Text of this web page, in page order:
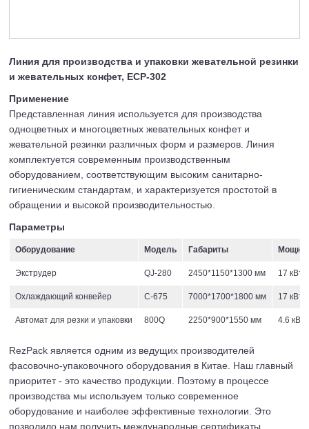
Линия для производства и упаковки жевательной резинки
и жевательных конфет, ECP-302
Применение
Представленная линия используется для производства
одноцветных и многоцветных жевательных конфет и
жевательной резинки различных форм и размеров. Линия
комплектуется современным производственным
оборудованием, соответствующим высоким санитарно-
гигиеническим стандартам, и характеризуется простотой в
обращении и высокой производительностью.
Параметры
Оборудование Модель Габариты
Экструдер QJ-280 2450*1150*1300 мм 17 кВт
Охлаждающий конвейер C-675 7000*1700*1800 мм 17 кВт
Автомат для резки и упаковки 800Q 2250*900*1550 мм 4.6 кВт
RezPack является одним из ведущих производителей
фасовочно-упаковочного оборудования в Китае. Наш главный
приоритет - это качество продукции. Поэтому в процессе
производства мы используем только современное
оборудование и наиболее эффективные технологии. Это
позволило нам получить международные сертификаты